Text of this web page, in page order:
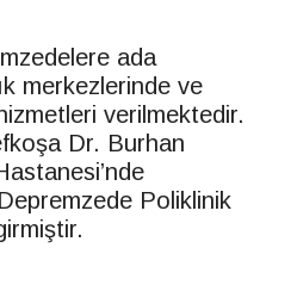
ada
merkezlerinde ve
verilmektedir.
Dr. Burhan
Poliklinik